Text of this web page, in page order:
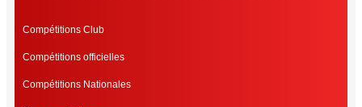
Compétitions Club
Compétitions officielles
Compétitions Nationales